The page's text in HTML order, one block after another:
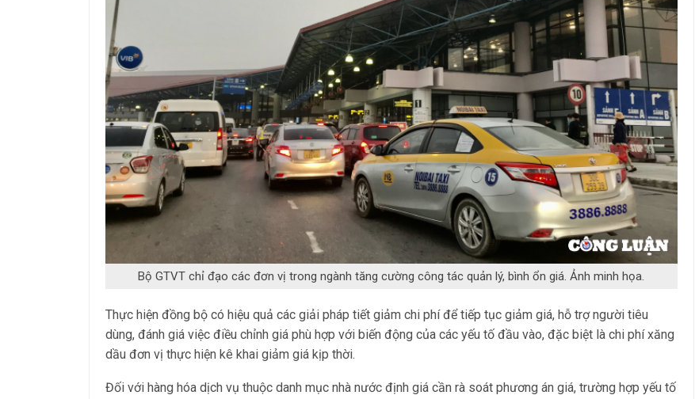
Bộ GTVT chỉ đạo các đơn vị trong ngành tăng cường công tác quản lý, bình ổn giá. Ảnh minh họa.
Thực hiện đồng bộ có hiệu quả các giải pháp tiết giảm chi phí để tiếp tục giảm giá, hỗ trợ người tiêu
dùng, đánh giá việc điều chỉnh giá phù hợp với biến động của các yếu tố đầu vào, đặc biệt là chi phí xăng
dầu đơn vị thực hiện kê khai giảm giá kịp thời.
Đối với hàng hóa dịch vụ thuộc danh mục nhà nước định giá cần rà soát phương án giá, trường hợp yếu tố